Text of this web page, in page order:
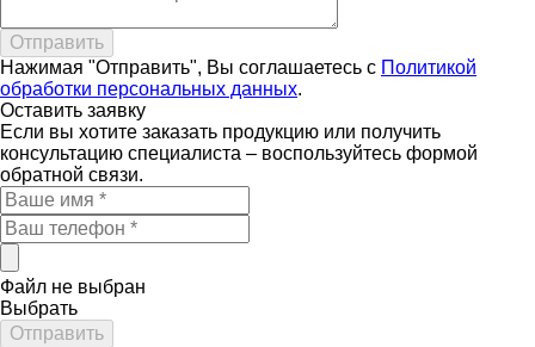
Нажимая "Отправить", Вы соглашаетесь с Политикой
обработки персональных данных.
Оставить заявку
Если вы хотите заказать продукцию или получить
консультацию специалиста – воспользуйтесь формой
обратной связи.
Файл не выбран
Выбрать